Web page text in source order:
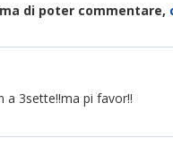
di poter commentare,
a 3sette!!ma pi favor!!